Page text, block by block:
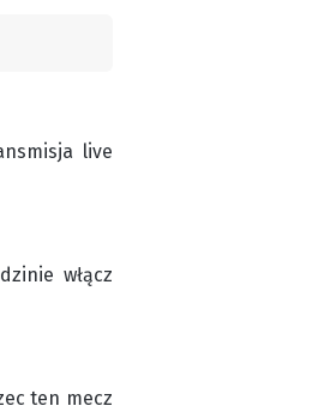
live
włącz
ten mecz